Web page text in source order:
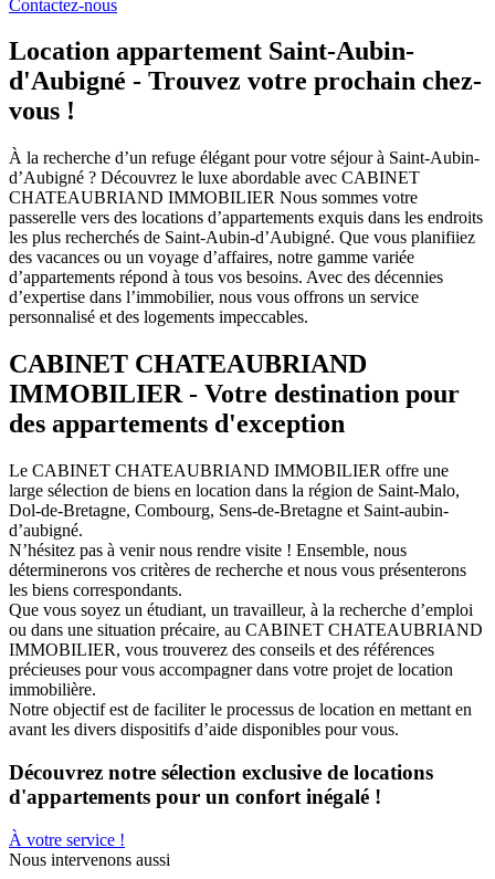
Contactez-nous
Location appartement Saint-Aubin-
d'Aubigné - Trouvez votre prochain chez-
vous !
À la recherche d’un refuge élégant pour votre séjour à Saint-Aubin-
d’Aubigné ? Découvrez le luxe abordable avec CABINET
CHATEAUBRIAND IMMOBILIER Nous sommes votre
passerelle vers des locations d’appartements exquis dans les endroits
les plus recherchés de Saint-Aubin-d’Aubigné. Que vous planifiiez
des vacances ou un voyage d’affaires, notre gamme variée
d’appartements répond à tous vos besoins. Avec des décennies
d’expertise dans l’immobilier, nous vous offrons un service
personnalisé et des logements impeccables.
CABINET CHATEAUBRIAND
IMMOBILIER - Votre destination pour
des appartements d'exception
Le CABINET CHATEAUBRIAND IMMOBILIER offre une
large sélection de biens en location dans la région de Saint-Malo,
Dol-de-Bretagne, Combourg, Sens-de-Bretagne et Saint-aubin-
d’aubigné.
N’hésitez pas à venir nous rendre visite ! Ensemble, nous
déterminerons vos critères de recherche et nous vous présenterons
les biens correspondants.
Que vous soyez un étudiant, un travailleur, à la recherche d’emploi
ou dans une situation précaire, au CABINET CHATEAUBRIAND
IMMOBILIER, vous trouverez des conseils et des références
précieuses pour vous accompagner dans votre projet de location
immobilière.
Notre objectif est de faciliter le processus de location en mettant en
avant les divers dispositifs d’aide disponibles pour vous.
Découvrez notre sélection exclusive de locations
d'appartements pour un confort inégalé !
À votre service !
Nous intervenons aussi